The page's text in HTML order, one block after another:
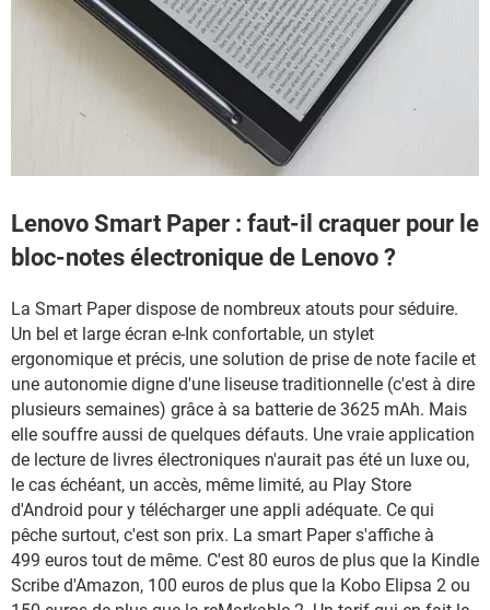
Lenovo Smart Paper : faut-il craquer pour le
bloc-notes électronique de Lenovo ?
La Smart Paper dispose de nombreux atouts pour séduire.
Un bel et large écran e-Ink confortable, un stylet
ergonomique et précis, une solution de prise de note facile et
une autonomie digne d'une liseuse traditionnelle (c'est à dire
plusieurs semaines) grâce à sa batterie de 3625 mAh. Mais
elle souffre aussi de quelques défauts. Une vraie application
de lecture de livres électroniques n'aurait pas été un luxe ou,
le cas échéant, un accès, même limité, au Play Store
d'Android pour y télécharger une appli adéquate. Ce qui
pêche surtout, c'est son prix. La smart Paper s'affiche à
499 euros tout de même. C'est 80 euros de plus que la Kindle
Scribe d'Amazon, 100 euros de plus que la Kobo Elipsa 2 ou